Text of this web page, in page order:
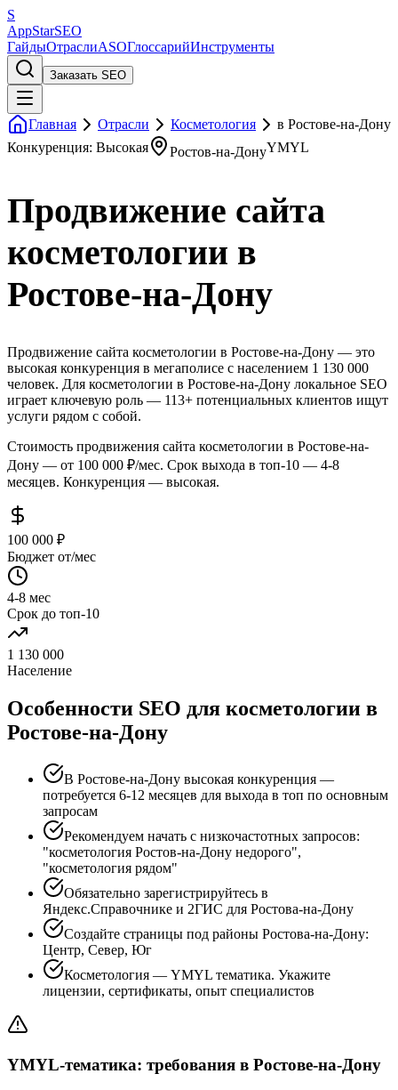
S
AppStarSEO
ГайдыОтраслиASOГлоссарийИнструменты
Заказать SEO
Главная Отрасли Косметология
в Ростове-на-Дону
Конкуренция: Высокая
Ростов-на-ДонуYMYL
Продвижение сайта
косметологии в
Ростове-на-Дону
Продвижение сайта косметологии в Ростове-на-Дону — это
высокая конкуренция в мегаполисе с населением 1 130 000
человек. Для косметологии в Ростове-на-Дону локальное SEO
играет ключевую роль — 113+ потенциальных клиентов ищут
услуги рядом с собой.
Стоимость продвижения сайта косметологии в Ростове-на-
Дону — от 100 000 ₽/мес. Срок выхода в топ-10 — 4-8
месяцев. Конкуренция — высокая.
100 000 ₽
Бюджет от/мес
4-8 мес
Срок до топ-10
1 130 000
Население
Особенности SEO для косметологии в
Ростове-на-Дону
В Ростове-на-Дону высокая конкуренция —
потребуется 6-12 месяцев для выхода в топ по основным
запросам
Рекомендуем начать с низкочастотных запросов:
"косметология Ростов-на-Дону недорого",
"косметология рядом"
Обязательно зарегистрируйтесь в
Яндекс.Справочнике и 2ГИС для Ростова-на-Дону
Создайте страницы под районы Ростова-на-Дону:
Центр, Север, Юг
Косметология — YMYL тематика. Укажите
лицензии, сертификаты, опыт специалистов
YMYL-тематика: требования в Ростове-на-Дону